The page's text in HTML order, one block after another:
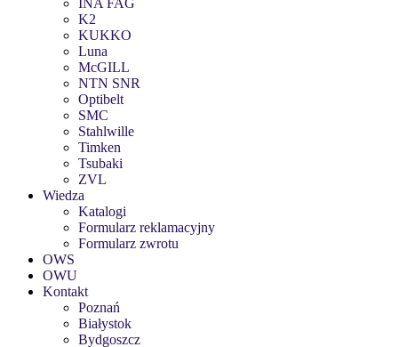
INA FAG
K2
KUKKO
Luna
McGILL
NTN SNR
Optibelt
SMC
Stahlwille
Timken
Tsubaki
ZVL
Wiedza
Katalogi
Formularz reklamacyjny
Formularz zwrotu
OWS
OWU
Kontakt
Poznań
Białystok
Bydgoszcz